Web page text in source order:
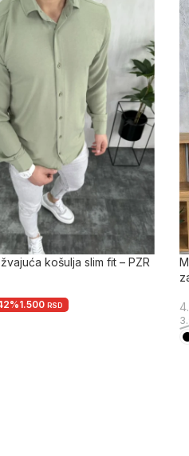
košulja slim fit – PZR
1.500 RSD